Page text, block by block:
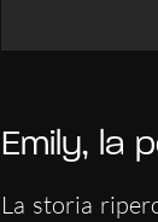
Emily, la
La storia